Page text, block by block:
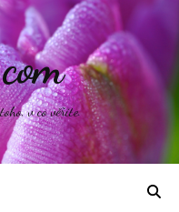
v co věříte.